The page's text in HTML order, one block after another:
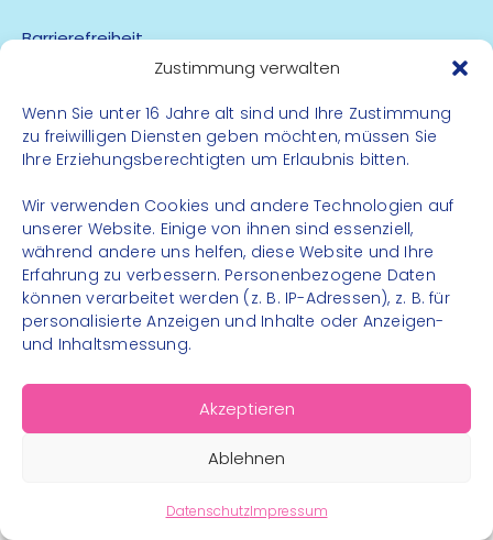
Zustimmung verwalten
Wenn Sie unter 16 Jahre alt sind und Ihre Zustimmung
zu freiwilligen Diensten geben möchten, müssen Sie
Ihre Erziehungsberechtigten um Erlaubnis bitten.
Wir verwenden Cookies und andere Technologien auf
unserer Website. Einige von ihnen sind essenziell,
während andere uns helfen, diese Website und Ihre
Erfahrung zu verbessern. Personenbezogene Daten
können verarbeitet werden (z. B. IP-Adressen), z. B. für
personalisierte Anzeigen und Inhalte oder Anzeigen-
und Inhaltsmessung.
Akzeptieren
Ablehnen
DatenschutzImpressum
Barrierefreiheit
Kontakt
Instagram
Facebook
© 2026 – Bewegungsland Steiermark gGmbH - Alle